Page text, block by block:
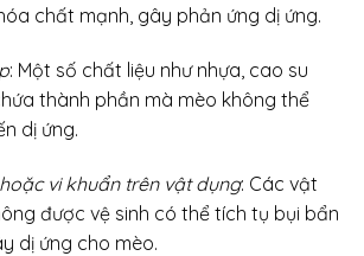
chất mạnh, gây phản ứng dị ứng.
: Một số chất liệu như nhựa, cao su
thành phần mà mèo không thể
dị ứng.
vi khuẩn trên vật dụng: Các vật
được vệ sinh có thể tích tụ bụi bẩn
dị ứng cho mèo.